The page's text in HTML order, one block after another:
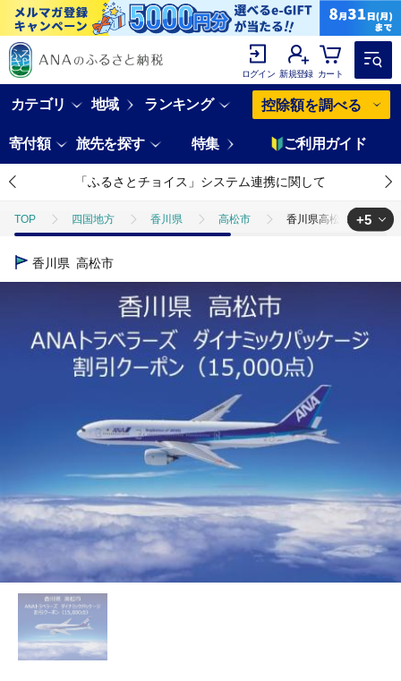
ログイン 新規登録 カート
カテゴリ 地域 ランキング 控除額を調べる
寄付額 旅先を探す 特集 ご利用ガイド
「ふるさとチョイス」システム連携に関して
TOP 四国地方 香川県 高松市 香川県高松市ANAトラ
TOP
旅行・宿泊・体験 香川県高松市ANAトラベラーズダイナミ
旅行・宿泊・体験 パッケージ旅行 香川県高松市ANA
ANAダイナミック
+5
香川県 高松市